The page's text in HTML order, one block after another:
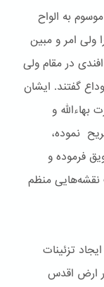
به الواح
ولی امر و مبین
در مقام ولی
خاک را وداع گفتند. ایشان
و
نموده،
فرموده و
نقشه‌هایی منظم
تزئینات
ارض اقدس